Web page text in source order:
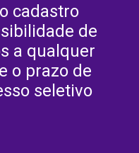
cadastro
de
a qualquer
o prazo de
seletivo